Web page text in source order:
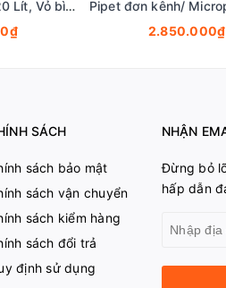
Bình Nitơ lỏng 3.0-20 Lít, Vỏ bình nito lỏng-Bình chứa khí nito lỏng, Fcombio
2.850.000₫
SÁCH
sách bảo mật
sách vận chuyển
sách kiểm hàng
sách đổi trả
định sử dụng
NHẬN
Đừng bỏ
hấp dẫn